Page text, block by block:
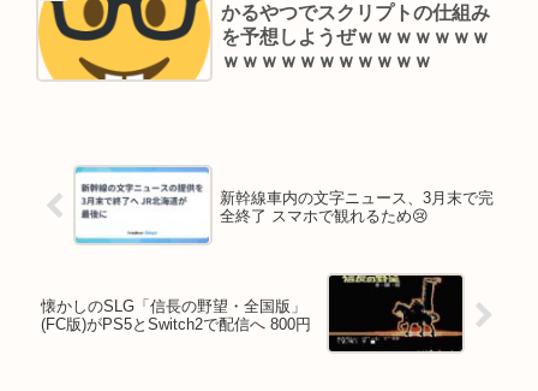
かるやつでスクリプトの仕組み
を予想しようぜｗｗｗｗｗｗｗ
ｗｗｗｗｗｗｗｗｗｗｗ
新幹線車内の文字ニュース、3月末で完
全終了 スマホで観れるため😢
懐かしのSLG「信長の野望・全国版」
(FC版)がPS5とSwitch2で配信へ 800円